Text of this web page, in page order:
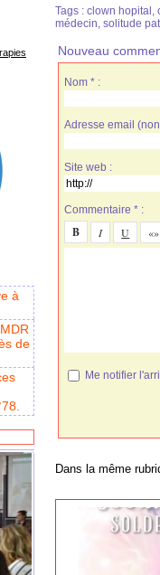
à
de
Tags : clown hopital ,
médecin, solitude
Nouveau
Nom * :
Adresse email
Site web :
Commentaire * :
Me notifier
Dans la même